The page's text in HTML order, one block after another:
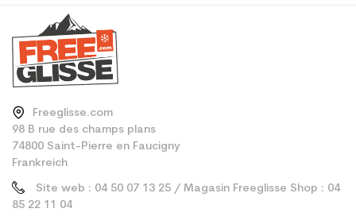
Freeglisse.com
98 B rue des champs plans
74800 Saint-Pierre en Faucigny
Frankreich
Site web : 04 50 07 13 25 / Magasin Freeglisse Shop : 04
85 22 11 04